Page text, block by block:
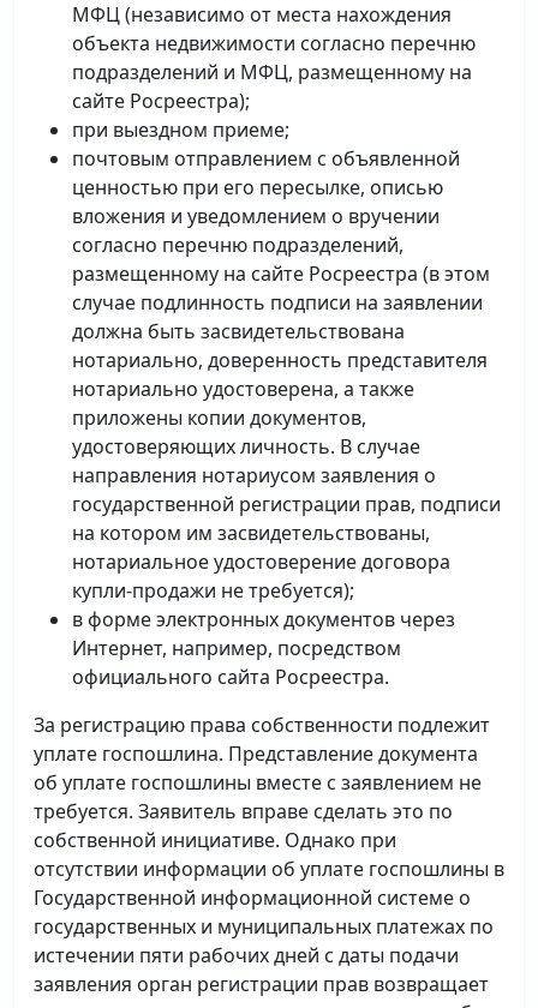
МФЦ (независимо от места нахождения
объекта недвижимости согласно перечню
подразделений и МФЦ, размещенному на
сайте Росреестра);
при выездном приеме;
почтовым отправлением с объявленной
ценностью при его пересылке, описью
вложения и уведомлением о вручении
согласно перечню подразделений,
размещенному на сайте Росреестра (в этом
случае подлинность подписи на заявлении
должна быть засвидетельствована
нотариально, доверенность представителя
нотариально удостоверена, а также
приложены копии документов,
удостоверяющих личность. В случае
направления нотариусом заявления о
государственной регистрации прав, подписи
на котором им засвидетельствованы,
нотариальное удостоверение договора
купли-продажи не требуется);
в форме электронных документов через
Интернет, например, посредством
официального сайта Росреестра.
За регистрацию права собственности подлежит
уплате госпошлина. Представление документа
об уплате госпошлины вместе с заявлением не
требуется. Заявитель вправе сделать это по
собственной инициативе. Однако при
отсутствии информации об уплате госпошлины в
Государственной информационной системе о
государственных и муниципальных платежах по
истечении пяти рабочих дней с даты подачи
заявления орган регистрации прав возвращает